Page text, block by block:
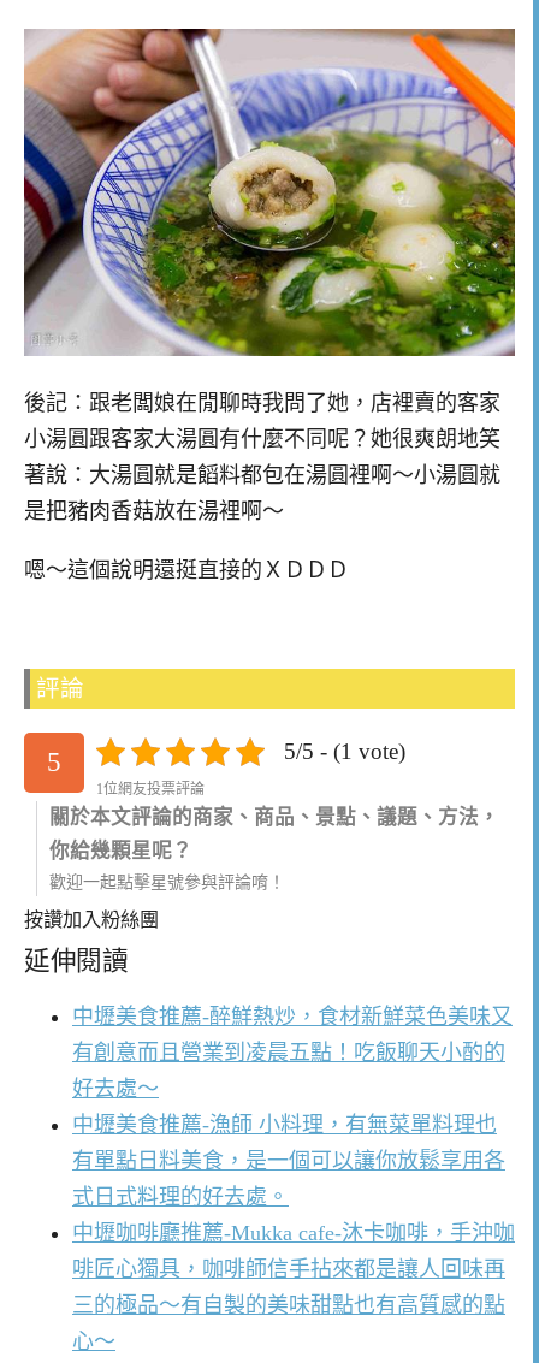
後記：跟老闆娘在閒聊時我問了她，店裡賣的客家
小湯圓跟客家大湯圓有什麼不同呢？她很爽朗地笑
著說：大湯圓就是饀料都包在湯圓裡啊～小湯圓就
是把豬肉香菇放在湯裡啊～
嗯～這個說明還挺直接的ＸＤＤＤ
評論
5 5/5 - (1 vote)
1位網友投票評論
關於本文評論的商家、商品、景點、議題、方法，
你給幾顆星呢？
歡迎一起點擊星號參與評論唷！
按讚加入粉絲團
延伸閱讀
中壢美食推薦-醉鮮熱炒，食材新鮮菜色美味又
有創意而且營業到凌晨五點！吃飯聊天小酌的
好去處～
中壢美食推薦-漁師 小料理，有無菜單料理也
有單點日料美食，是一個可以讓你放鬆享用各
式日式料理的好去處。
中壢咖啡廳推薦-Mukka cafe-沐卡咖啡，手沖咖
啡匠心獨具，咖啡師信手拈來都是讓人回味再
三的極品～有自製的美味甜點也有高質感的點
心～